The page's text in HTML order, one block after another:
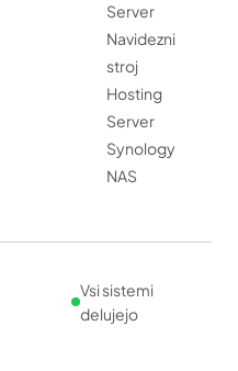
Server
Navidezni
stroj
Hosting
Server
Synology
NAS
Vsi sistemi
delujejo